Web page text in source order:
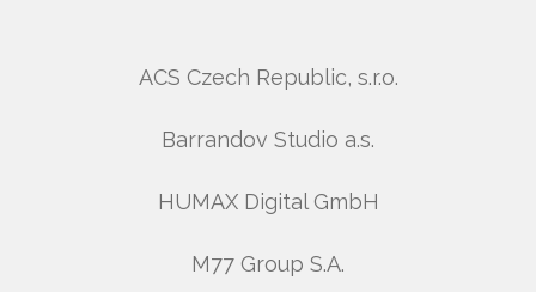
ACS Czech Republic, s.r.o.
Barrandov Studio a.s.
HUMAX Digital GmbH
M77 Group S.A.